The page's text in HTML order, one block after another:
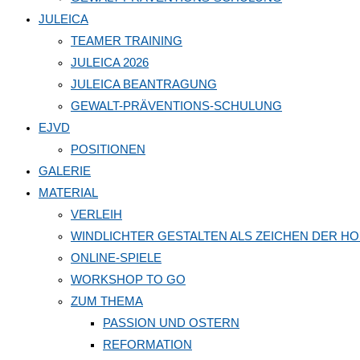
JULEICA
TEAMER TRAINING
JULEICA 2026
JULEICA BEANTRAGUNG
GEWALT-PRÄVENTIONS-SCHULUNG
EJVD
POSITIONEN
GALERIE
MATERIAL
VERLEIH
WINDLICHTER GESTALTEN ALS ZEICHEN DER
ONLINE-SPIELE
WORKSHOP TO GO
ZUM THEMA
PASSION UND OSTERN
REFORMATION